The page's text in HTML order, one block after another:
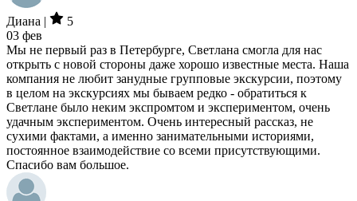
Диана |
5
03 фев
Мы не первый раз в Петербурге, Светлана смогла для нас
открыть с новой стороны даже хорошо известные места. Наша
компания не любит занудные групповые экскурсии, поэтому
в целом на экскурсиях мы бываем редко - обратиться к
Светлане было неким экспромтом и экспериментом, очень
удачным экспериментом. Очень интересный рассказ, не
сухими фактами, а именно занимательными историями,
постоянное взаимодействие со всеми присутствующими.
Спасибо вам большое.